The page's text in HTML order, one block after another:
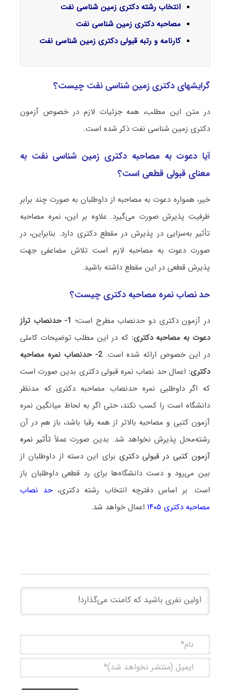
انتخاب رشته دکتری زمین شناسی نفت
مصاحبه دکتری زمین شناسی نفت
کارنامه و رتبه قبولی دکتری زمین شناسی نفت
گرایشهای دکتری زمین ‌شناسی نفت چیست؟
در متن این مطلب، همه جزئیات لازم در خصوص آزمون
دکتری زمین ‌شناسی نفت ذکر شده است.
آیا دعوت به مصاحبه دکتری زمین ‌شناسی نفت به
معنای قبولی قطعی است؟
خیر، همواره دعوت به مصاحبه از داوطلبان به صورت چند برابر
ظرفیت پذیرش صورت می‌گیرد. علاوه بر این، نمره مصاحبه
تأثیر به‌سزایی در پذیرش در مقطع دکتری دارد. بنابراین، در
صورت دعوت به مصاحبه لازم است تلاش مضاعفی جهت
پذیرش قطعی در این مقطع داشته باشید.
حد نصاب نمره مصاحبه دکتری چیست؟
در آزمون دکتری دو حدنصاب مطرح است؛
1- حدنصاب تراز
دعوت به مصاحبه دکتری: که در این مطلب توضیحات کاملی
در این خصوص ارائه شده است. 2- حدنصاب نمره مصاحبه
دکتری: اعمال حد نصاب نمره قبولی دکتری بدین صورت است
که اگر داوطلبی نمره حدنصاب مصاحبه دکتری که مدنظر
دانشگاه است را کسب نکند، حتی اگر به لحاظ میانگین نمره
آزمون کتبی و مصاحبه بالاتر از همه رقبا باشد، باز هم در آن
رشته‌محل پذیرش نخواهد شد. بدین صورت عملاً تأثیر نمره
آزمون کتبی در قبولی دکتری برای این دسته از داوطلبان از
بین می‌رود و دست دانشگاه‌ها برای رد قطعی داوطلبان باز
است. بر اساس دفترچه انتخاب رشته دکتری،حد نصاب
مصاحبه دکتری ۱۴۰۵
اعمال خواهد شد.
(منتشر